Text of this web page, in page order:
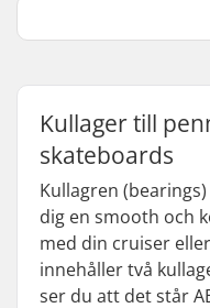
Kullager till
skateboards
Kullagren
dig en smooth och
med din cruiser
innehåller två
ser du att det står